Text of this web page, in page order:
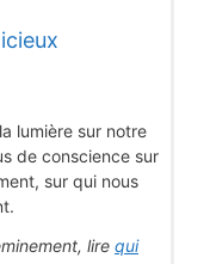
lumière sur notre
de conscience sur
sur qui nous
lire qui